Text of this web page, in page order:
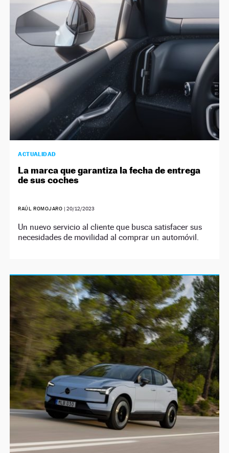
ACTUALIDAD
La marca que garantiza la fecha de entrega
de sus coches
RAÚL ROMOJARO | 20/12/2023
Un nuevo servicio al cliente que busca satisfacer sus
necesidades de movilidad al comprar un automóvil.